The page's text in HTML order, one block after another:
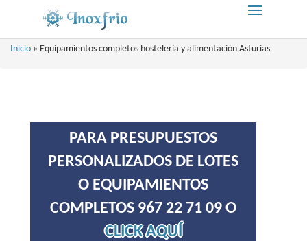
Inicio » Equipamientos completos hostelería y alimentación Asturias
PARA PRESUPUESTOS
PERSONALIZADOS DE LOTES
O EQUIPAMIENTOS
COMPLETOS 967 22 71 09 O
CLICK AQUÍ